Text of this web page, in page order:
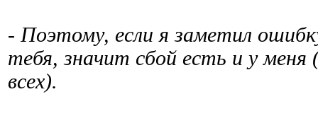
- Поэтому, если я заметил
тебя, значит сбой есть и у меня
всех).